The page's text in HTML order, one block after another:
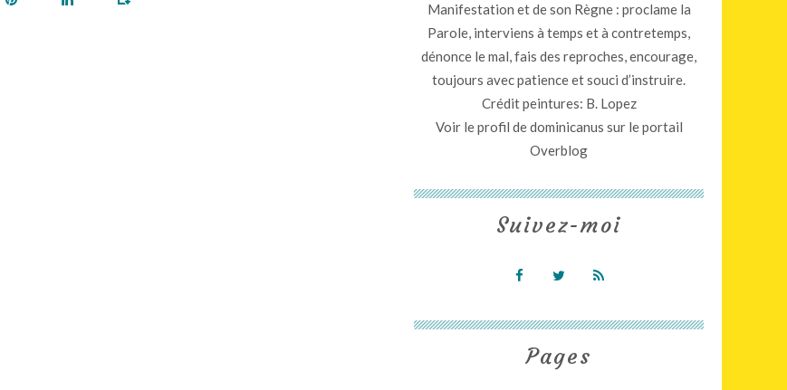
Pages
Manifestation et de son Règne : proclame la
Parole, interviens à temps et à contretemps,
dénonce le mal, fais des reproches, encourage,
toujours avec patience et souci d’instruire.
Crédit peintures: B. Lopez
Voir le profil dedominicanus sur le portail
Overblog
Suivez-moi